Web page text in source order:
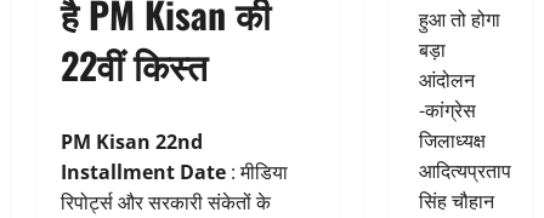
है PM Kisan की
22वीं किस्त
PM Kisan 22nd
Installment Date : मीडिया
रिपोर्ट्स और सरकारी संकेतों के
हुआ तो होगा
बड़ा
आंदोलन
-कांग्रेस
जिलाध्यक्ष
आदित्यप्रताप
सिंह चौहान